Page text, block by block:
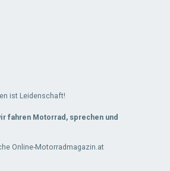
ist Leidenschaft!
fahren Motorrad, sprechen und
Online-Motorradmagazin.at